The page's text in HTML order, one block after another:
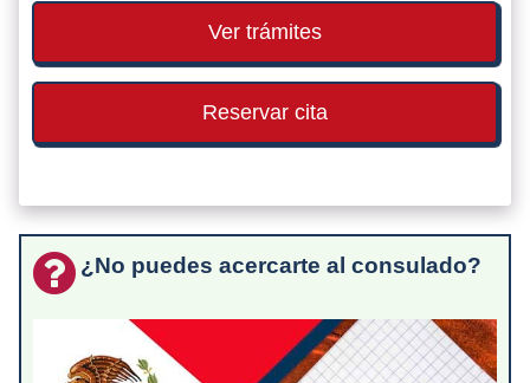
Ver trámites
Reservar cita
¿No puedes acercarte al consulado?